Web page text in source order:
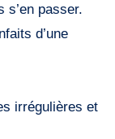
s’en passer.
d’une
irrégulières et